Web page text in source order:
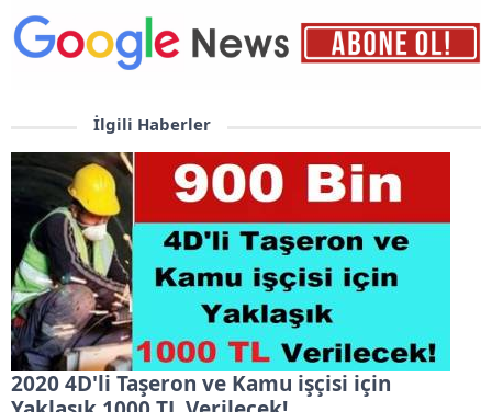
İlgili Haberler
2020 4D'li Taşeron ve Kamu işçisi için